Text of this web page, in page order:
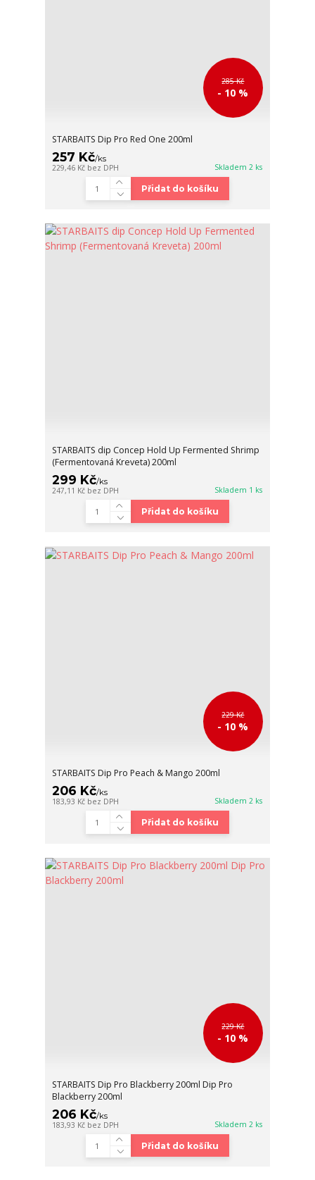
285 Kč
- 10 %
STARBAITS Dip Pro Red One 200ml
257 Kč/ks
229,46 Kč bez DPH Skladem 2 ks
Přidat do košíku
STARBAITS dip Concep Hold Up Fermented Shrimp
(Fermentovaná Kreveta) 200ml
299 Kč/ks
247,11 Kč bez DPH Skladem 1 ks
Přidat do košíku
229 Kč
- 10 %
STARBAITS Dip Pro Peach & Mango 200ml
206 Kč/ks
183,93 Kč bez DPH Skladem 2 ks
Přidat do košíku
229 Kč
- 10 %
STARBAITS Dip Pro Blackberry 200ml Dip Pro
Blackberry 200ml
206 Kč/ks
183,93 Kč bez DPH Skladem 2 ks
Přidat do košíku